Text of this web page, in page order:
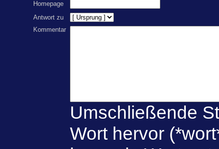
Homepage
Antwort zu
Kommentar
Umschließende
Wort hervor